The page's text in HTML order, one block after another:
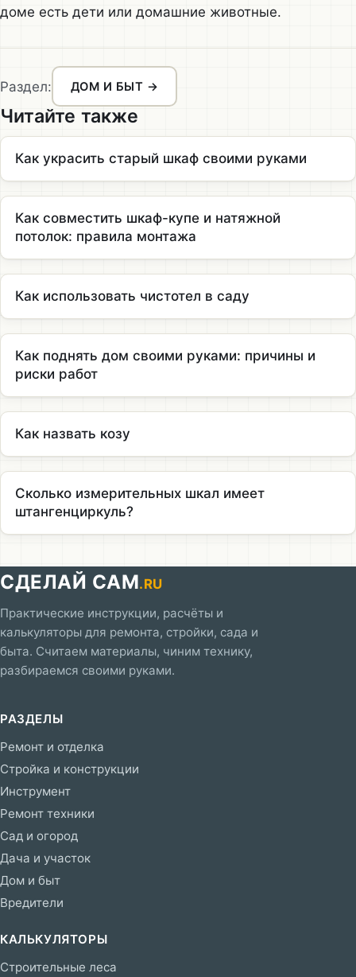
доме есть дети или домашние животные.
Раздел: ДОМ И БЫТ →
Читайте также
Как украсить старый шкаф своими руками
Как совместить шкаф-купе и натяжной
потолок: правила монтажа
Как использовать чистотел в саду
Как поднять дом своими руками: причины и
риски работ
Как назвать козу
Сколько измерительных шкал имеет
штангенциркуль?
СДЕЛАЙ САМ.RU
Практические инструкции, расчёты и
калькуляторы для ремонта, стройки, сада и
быта. Считаем материалы, чиним технику,
разбираемся своими руками.
РАЗДЕЛЫ
Ремонт и отделка
Стройка и конструкции
Инструмент
Ремонт техники
Сад и огород
Дача и участок
Дом и быт
Вредители
КАЛЬКУЛЯТОРЫ
Строительные леса